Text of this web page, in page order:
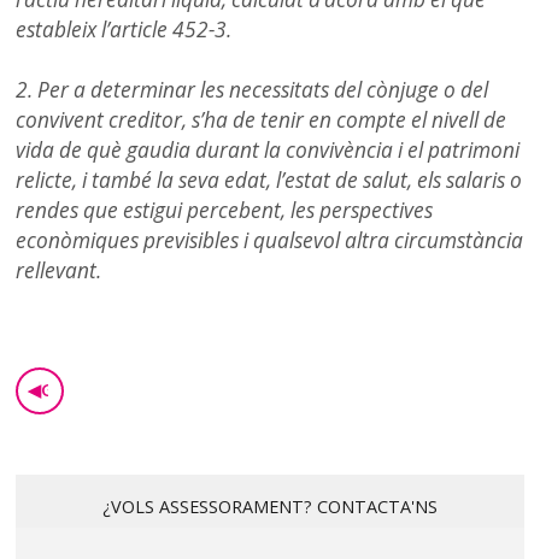
estableix l’article 452-3.
2. Per a determinar les necessitats del cònjuge o del
convivent creditor, s’ha de tenir en compte el nivell de
vida de què gaudia durant la convivència i el patrimoni
relicte, i també la seva edat, l’estat de salut, els salaris o
rendes que estigui percebent, les perspectives
econòmiques previsibles i qualsevol altra circumstància
rellevant.
◀GO BACK
¿VOLS ASSESSORAMENT? CONTACTA'NS